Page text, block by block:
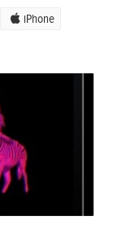
iPhone